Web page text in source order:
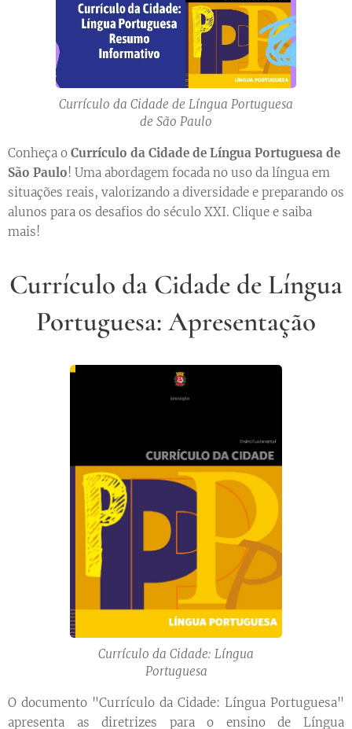
Currículo da Cidade de Língua Portuguesa
de São Paulo
Conheça o Currículo da Cidade de Língua Portuguesa de
São Paulo! Uma abordagem focada no uso da língua em
situações reais, valorizando a diversidade e preparando os
alunos para os desafios do século XXI. Clique e saiba
mais!
Currículo da Cidade de Língua
Portuguesa: Apresentação
Currículo da Cidade: Língua
Portuguesa
O documento "Currículo da Cidade: Língua Portuguesa"
apresenta as diretrizes para o ensino de Língua